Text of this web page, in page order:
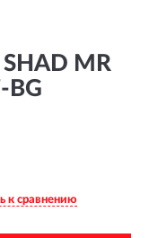
MR
BG
к сравнению